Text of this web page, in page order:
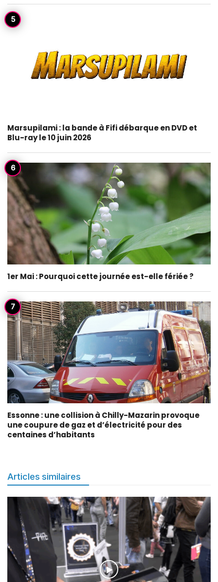
Marsupilami : la bande à Fifi débarque en DVD et
Blu-ray le 10 juin 2026
1er Mai : Pourquoi cette journée est-elle fériée ?
Essonne : une collision à Chilly-Mazarin provoque
une coupure de gaz et d’électricité pour des
centaines d’habitants
Articles similaires